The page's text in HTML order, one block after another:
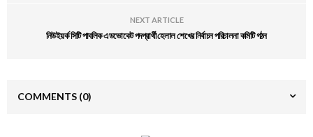
NEXT ARTICLE
নিউইয়র্ক সিটি পাবলিক এডভোকেট পদপ্রার্থী হেলাল শেখের নির্বাচন পরিচালনা কমিটি গঠন
COMMENTS (0)